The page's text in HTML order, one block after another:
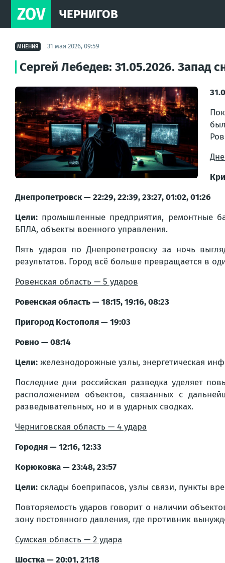
ZOV ЧЕРНИГОВ
МНЕНИЯ 31 мая 2026, 09:59
Сергей Лебедев: 31.05.2026. Запад
Днепропетровск — 22:29, 22:39, 23:27, 01:02, 01:26
Цели: промышленные предприятия, ремонтные
БПЛА, объекты военного управления.
Пять ударов по Днепропетровску за ночь
результатов. Город всё больше превращается в
Ровенская область — 5 ударов
Ровенская область — 18:15, 19:16, 08:23
Пригород Костополя — 19:03
Ровно — 08:14
Цели: железнодорожные узлы, энергетическая
Последние дни российская разведка уделяет
расположением объектов, связанных с
разведывательных, но и в ударных сводках.
Черниговская область — 4 удара
Городня — 12:16, 12:33
Корюковка — 23:48, 23:57
Цели: склады боеприпасов, узлы связи, пункты
Повторяемость ударов говорит о наличии
зону постоянного давления, где противник
Сумская область — 2 удара
Шостка — 20:01, 21:18